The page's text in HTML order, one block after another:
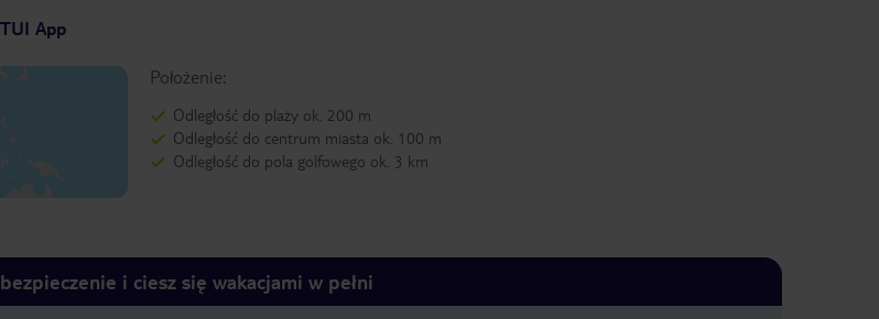
App
Położenie:
Odległość do plaży ok. 200 m
Odległość do centrum miasta ok. 100 m
Odległość do pola golfowego ok. 3 km
i ciesz się wakacjami w pełni